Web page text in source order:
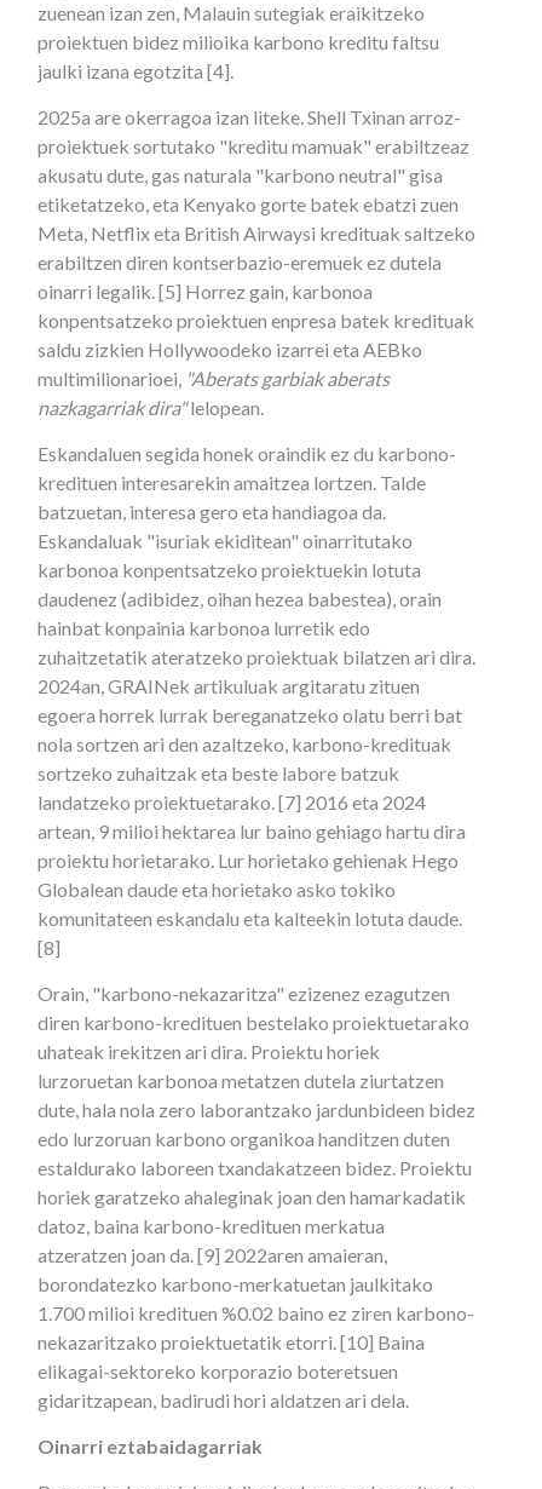
zuenean izan zen, Malauin sutegiak eraikitzeko
proiektuen bidez milioika karbono kreditu faltsu
jaulki izana egotzita [4].
2025a are okerragoa izan liteke. Shell Txinan arroz-
proiektuek sortutako "kreditu mamuak" erabiltzeaz
akusatu dute, gas naturala "karbono neutral" gisa
etiketatzeko, eta Kenyako gorte batek ebatzi zuen
Meta, Netflix eta British Airwaysi kredituak saltzeko
erabiltzen diren kontserbazio-eremuek ez dutela
oinarri legalik. [5] Horrez gain, karbonoa
konpentsatzeko proiektuen enpresa batek kredituak
saldu zizkien Hollywoodeko izarrei eta AEBko
multimilionarioei, "Aberats garbiak aberats
nazkagarriak dira"lelopean.
Eskandaluen segida honek oraindik ez du karbono-
kredituen interesarekin amaitzea lortzen. Talde
batzuetan, interesa gero eta handiagoa da.
Eskandaluak "isuriak ekiditean" oinarritutako
karbonoa konpentsatzeko proiektuekin lotuta
daudenez (adibidez, oihan hezea babestea), orain
hainbat konpainia karbonoa lurretik edo
zuhaitzetatik ateratzeko proiektuak bilatzen ari dira.
2024an, GRAINek artikuluak argitaratu zituen
egoera horrek lurrak bereganatzeko olatu berri bat
nola sortzen ari den azaltzeko, karbono-kredituak
sortzeko zuhaitzak eta beste labore batzuk
landatzeko proiektuetarako. [7] 2016 eta 2024
artean, 9 milioi hektarea lur baino gehiago hartu dira
proiektu horietarako. Lur horietako gehienak Hego
Globalean daude eta horietako asko tokiko
komunitateen eskandalu eta kalteekin lotuta daude.
[8]
Orain, "karbono-nekazaritza" ezizenez ezagutzen
diren karbono-kredituen bestelako proiektuetarako
uhateak irekitzen ari dira. Proiektu horiek
lurzoruetan karbonoa metatzen dutela ziurtatzen
dute, hala nola zero laborantzako jardunbideen bidez
edo lurzoruan karbono organikoa handitzen duten
estaldurako laboreen txandakatzeen bidez. Proiektu
horiek garatzeko ahaleginak joan den hamarkadatik
datoz, baina karbono-kredituen merkatua
atzeratzen joan da. [9] 2022aren amaieran,
borondatezko karbono-merkatuetan jaulkitako
1.700 milioi kredituen %0.02 baino ez ziren karbono-
nekazaritzako proiektuetatik etorri. [10] Baina
elikagai-sektoreko korporazio boteretsuen
gidaritzapean, badirudi hori aldatzen ari dela.
Oinarri eztabaidagarriak